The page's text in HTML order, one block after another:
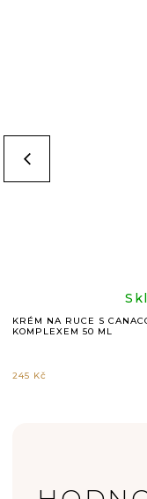
KRÉM NA RUCE S
KOMPLEXEM 50 ML
5,0
245 Kč